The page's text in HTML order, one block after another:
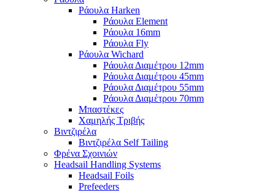
Ράουλα Harken
Ράουλα Element
Ράουλα 16mm
Ράουλα Fly
Ράουλα Wichard
Ράουλα Διαμέτρου 12mm
Ράουλα Διαμέτρου 45mm
Ράουλα Διαμέτρου 55mm
Ράουλα Διαμέτρου 70mm
Μπαστέκες
Χαμηλής Τριβής
Βιντζιρέλα
Βιντζιρέλα Self Tailing
Φρένα Σχοινιών
Headsail Handling Systems
Headsail Foils
Prefeeders